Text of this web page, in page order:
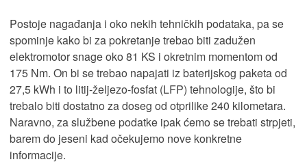
Postoje nagađanja i oko nekih tehničkih podataka, pa se
spominje kako bi za pokretanje trebao biti zadužen
elektromotor snage oko 81 KS i okretnim momentom od
175 Nm. On bi se trebao napajati iz baterijskog paketa od
27,5 kWh i to litij-željezo-fosfat (LFP) tehnologije, što bi
trebalo biti dostatno za doseg od otprilike 240 kilometara.
Naravno, za službene podatke ipak ćemo se trebati strpjeti,
barem do jeseni kad očekujemo nove konkretne
informacije.